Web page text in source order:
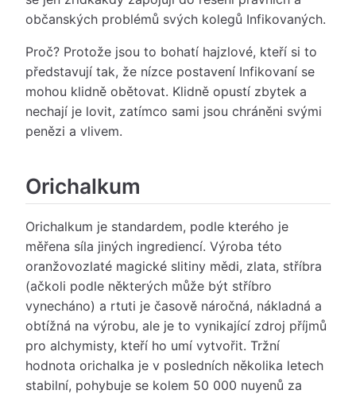
občanských problémů svých kolegů Infikovaných.
Proč? Protože jsou to bohatí hajzlové, kteří si to
představují tak, že nízce postavení Infikovaní se
mohou klidně obětovat. Klidně opustí zbytek a
nechají je lovit, zatímco sami jsou chráněni svými
penězi a vlivem.
Orichalkum
Orichalkum je standardem, podle kterého je
měřena síla jiných ingrediencí. Výroba této
oranžovozlaté magické slitiny mědi, zlata, stříbra
(ačkoli podle některých může být stříbro
vynecháno) a rtuti je časově náročná, nákladná a
obtížná na výrobu, ale je to vynikající zdroj příjmů
pro alchymisty, kteří ho umí vytvořit. Tržní
hodnota orichalka je v posledních několika letech
stabilní, pohybuje se kolem 50 000 nuyenů za